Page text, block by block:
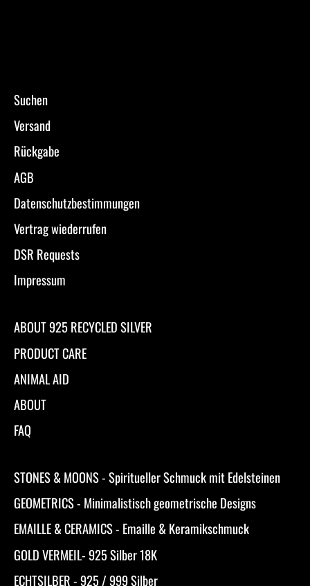
Suchen
Versand
Rückgabe
AGB
Datenschutzbestimmungen
Vertrag wiederrufen
DSR Requests
Impressum
ABOUT 925 RECYCLED SILVER
PRODUCT CARE
ANIMAL AID
ABOUT
FAQ
STONES & MOONS - Spiritueller Schmuck mit Edelsteinen
GEOMETRICS - Minimalistisch geometrische Designs
EMAILLE & CERAMICS - Emaille & Keramikschmuck
GOLD VERMEIL- 925 Silber 18K
ECHTSILBER - 925 / 999 Silber